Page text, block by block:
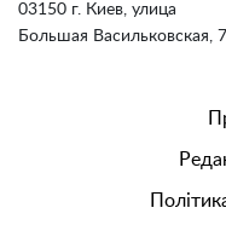
03150 г. Киев, улица
Большая Васильковская,